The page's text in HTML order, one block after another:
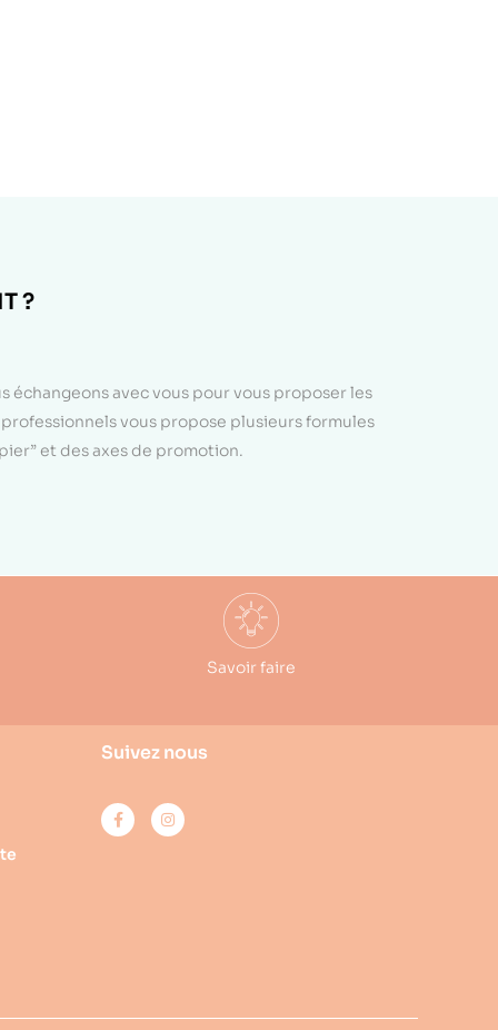
?
échangeons avec vous pour vous proposer les
vous propose plusieurs formules
et des axes de promotion.
Savoir faire
Suivez nous